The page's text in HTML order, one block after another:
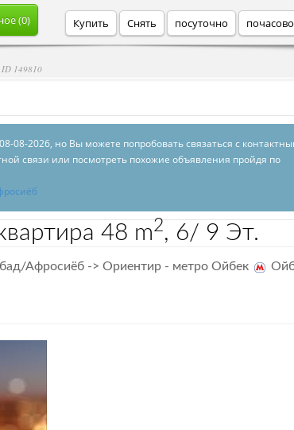
(0) Купить Снять посуточно почасово
149810
08-2026, но Вы можете попробовать связаться с
связи или посмотреть похожие объявления пройдя по
48 m2, 6/ 9 Эт.
Афросиёб -> Ориентир - метро Ойбек